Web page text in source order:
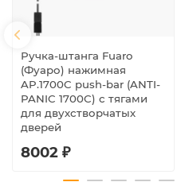
Ручка-штанга Fuaro
(Фуаро) нажимная
AP.1700C push-bar (ANTI-
PANIC 1700С) с тягами
для двухстворчатых
дверей
8002 ₽